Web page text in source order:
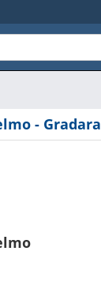
- Gradara